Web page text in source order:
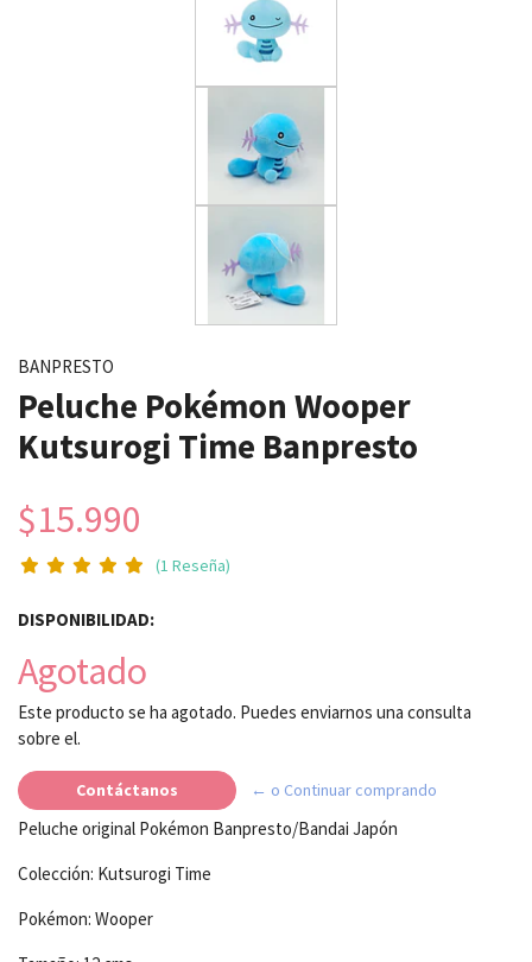
BANPRESTO
Peluche Pokémon Wooper
Kutsurogi Time Banpresto
$15.990
(1 Reseña)
DISPONIBILIDAD:
Agotado
Este producto se ha agotado. Puedes enviarnos una consulta
sobre el.
Contáctanos ← o Continuar comprando
Peluche original Pokémon Banpresto/Bandai Japón
Colección: Kutsurogi Time
Pokémon: Wooper